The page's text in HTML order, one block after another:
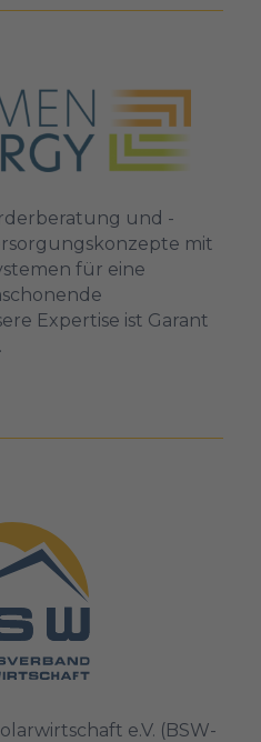
und -
mit
für eine
Expertise ist Garant
e.V. (BSW-